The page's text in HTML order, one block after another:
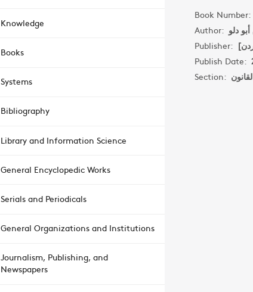
Knowledge
Books
Systems
Bibliography
Library and Information Science
General Encyclopedic Works
Serials and Periodicals
General Organizations and Institutions
Journalism, Publishing, and
Newspapers
Book Number:
Author: دلو
Publisher:
Publish Date:
Section: